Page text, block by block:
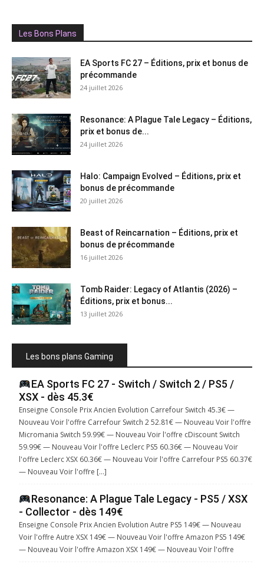
Les Bons Plans
EA Sports FC 27 – Éditions, prix et bonus de
précommande
24 juillet 2026
Resonance: A Plague Tale Legacy – Éditions,
prix et bonus de...
24 juillet 2026
Halo: Campaign Evolved – Éditions, prix et
bonus de précommande
20 juillet 2026
Beast of Reincarnation – Éditions, prix et
bonus de précommande
16 juillet 2026
Tomb Raider: Legacy of Atlantis (2026) –
Éditions, prix et bonus...
13 juillet 2026
Les bons plans Gaming
EA Sports FC 27 - Switch / Switch 2 / PS5 /
XSX - dès 45.3€
Enseigne Console Prix Ancien Evolution Carrefour Switch 45.3€ —
Nouveau Voir l'offre Carrefour Switch 2 52.81€ — Nouveau Voir l'offre
Micromania Switch 59.99€ — Nouveau Voir l'offre cDiscount Switch
59.99€ — Nouveau Voir l'offre Leclerc PS5 60.36€ — Nouveau Voir
l'offre Leclerc XSX 60.36€ — Nouveau Voir l'offre Carrefour PS5 60.37€
— Nouveau Voir l'offre […]
Resonance: A Plague Tale Legacy - PS5 / XSX
- Collector - dès 149€
Enseigne Console Prix Ancien Evolution Autre PS5 149€ — Nouveau
Voir l'offre Autre XSX 149€ — Nouveau Voir l'offre Amazon PS5 149€
— Nouveau Voir l'offre Amazon XSX 149€ — Nouveau Voir l'offre